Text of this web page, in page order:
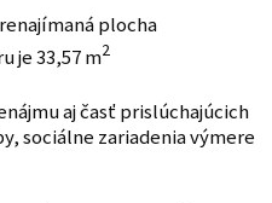
plocha
je 33,57 m2
aj časť prislúchajúcich
sociálne zariadenia výmere